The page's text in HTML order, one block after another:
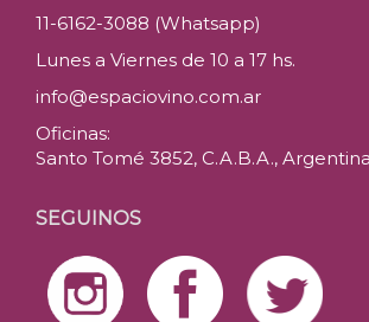
11-6162-3088 (Whatsapp)
Lunes a Viernes de 10 a 17 hs.
info@espaciovino.com.ar
Oficinas:
Santo Tomé 3852, C.A.B.A., Argentina
SEGUINOS